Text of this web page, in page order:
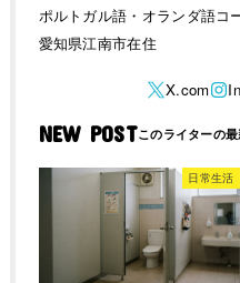
ポルトガル語・オランダ語コ
愛知県江南市在住
NEW POST
日常生活